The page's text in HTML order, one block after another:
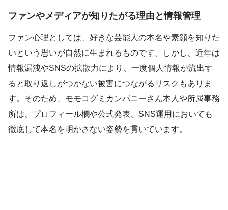
ファンやメディアが知りたがる理由と情報管理
ファン心理としては、好きな芸能人の本名や素顔を知りた
いという思いが自然に生まれるものです。しかし、近年は
情報漏洩やSNSの拡散力により、一度個人情報が流出す
ると取り返しがつかない被害につながるリスクもありま
す。そのため、モモコグミカンパニーさん本人や所属事務
所は、プロフィール欄や公式発表、SNS運用においても
徹底して本名を明かさない姿勢を貫いています。